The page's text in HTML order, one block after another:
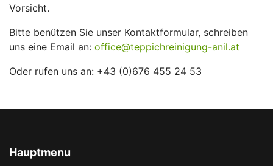
Vorsicht.
Bitte benützen Sie unser Kontaktformular, schreiben
uns eine Email an: office@teppichreinigung-anil.at
Oder rufen uns an: +43 (0)676 455 24 53
Hauptmenu